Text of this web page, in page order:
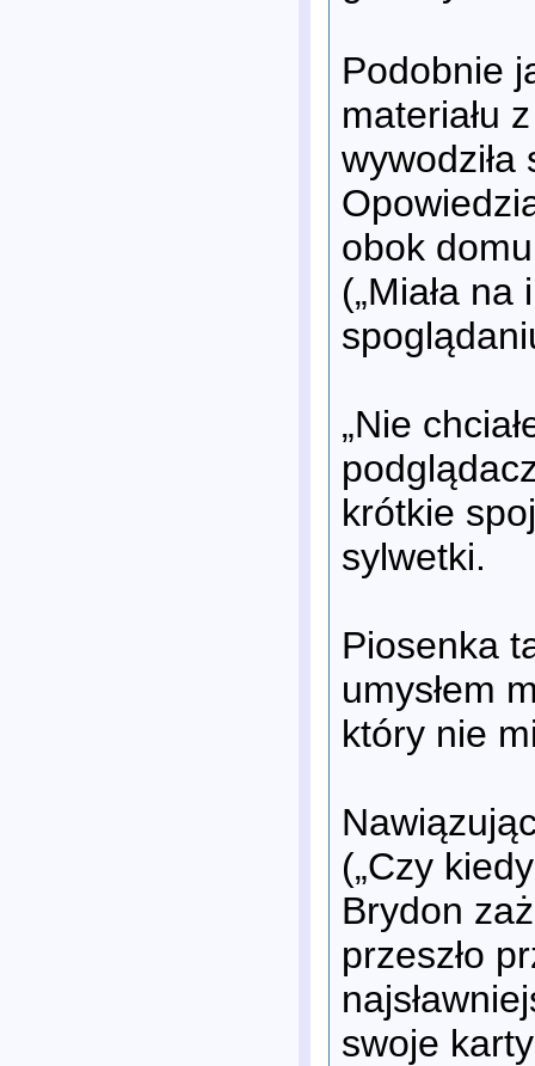
Podobnie
materiału
obok
(„Miała
„Nie
krótkie
sylwetki.
Piosenka
umysłem
który nie
(„Czy
Brydon
przeszło
swoje